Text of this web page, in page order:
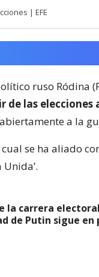
| EFE
ruso Ródina
de las elecciones
a la
se ha aliado
la carrera
de Putin sigue en